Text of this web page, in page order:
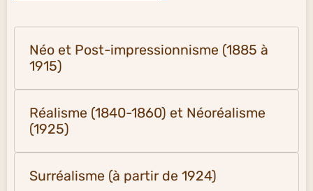
Néo et Post-impressionnisme (1885 à
1915)
Réalisme (1840-1860) et Néoréalisme
(1925)
Surréalisme (à partir de 1924)